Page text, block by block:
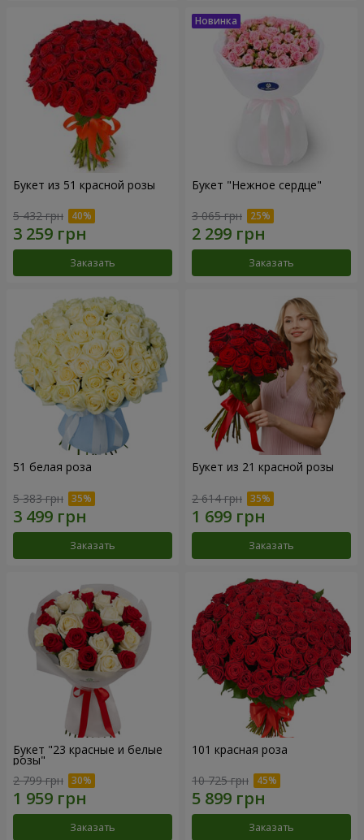
Букет из 51 красной розы
5 432 грн
Заказать
Букет "Нежное сердце"
3 065 грн
Заказать
51 белая роза
5 383 грн
Заказать
Букет из 21 красной розы
2 614 грн
Заказать
Букет "23 красные и белые
розы"
2 799 грн
Заказать
101 красная роза
10 725 грн
Заказать